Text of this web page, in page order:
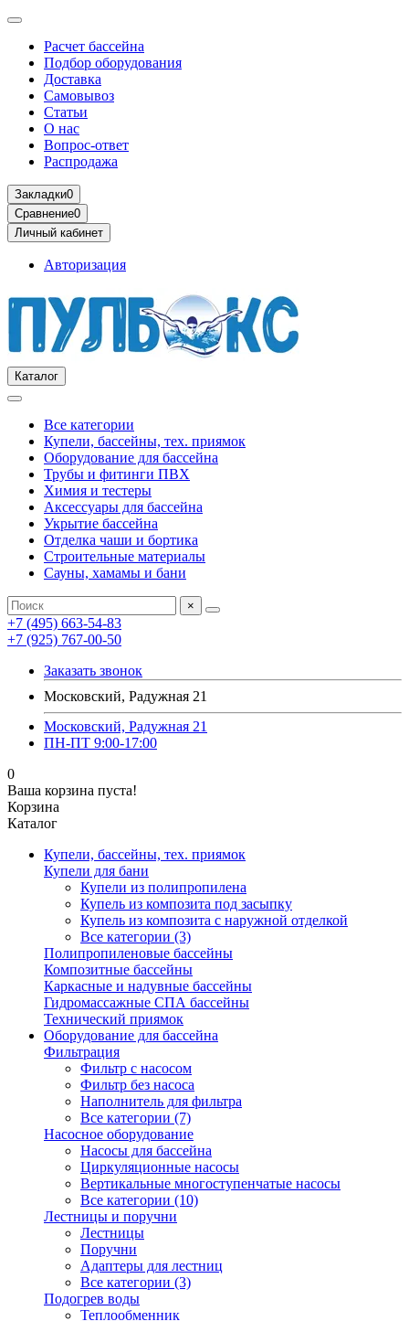
Расчет бассейна
Подбор оборудования
Доставка
Самовывоз
Статьи
О нас
Вопрос-ответ
Распродажа
Закладки0
Сравнение0
Личный кабинет
Авторизация
Каталог
Все категории
Купели, бассейны, тех. приямок
Оборудование для бассейна
Трубы и фитинги ПВХ
Химия и тестеры
Аксессуары для бассейна
Укрытие бассейна
Отделка чаши и бортика
Строительные материалы
Сауны, хамамы и бани
×
+7 (495) 663-54-83
+7 (925) 767-00-50
Заказать звонок
Московский, Радужная 21
Московский, Радужная 21
ПН-ПТ 9:00-17:00
0
Ваша корзина пуста!
Корзина
Каталог
Купели, бассейны, тех. приямок
Купели для бани
Купели из полипропилена
Купель из композита под засыпку
Купель из композита с наружной отделкой
Все категории (3)
Полипропиленовые бассейны
Композитные бассейны
Каркасные и надувные бассейны
Гидромассажные СПА бассейны
Технический приямок
Оборудование для бассейна
Фильтрация
Фильтр с насосом
Фильтр без насоса
Наполнитель для фильтра
Все категории (7)
Насосное оборудование
Насосы для бассейна
Циркуляционные насосы
Вертикальные многоступенчатые насосы
Все категории (10)
Лестницы и поручни
Лестницы
Поручни
Адаптеры для лестниц
Все категории (3)
Подогрев воды
Теплообменник